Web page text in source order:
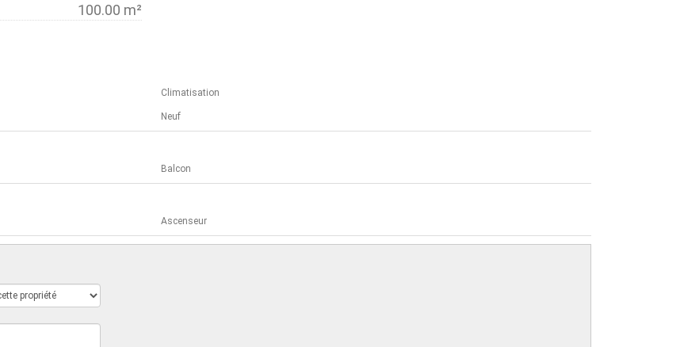
100.00 m²
Climatisation
Neuf
Balcon
Ascenseur